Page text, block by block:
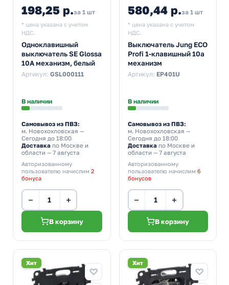
198,25 р.за 1 шт
* цена указана с учетом
НДС.
Одноклавишный
выключатель SE Glossa
10A механизм, белый
Артикул: GSL000111
В наличии
Самовывоз из ПВЗ:
м. Новохохловская —
Сегодня до 18:00
Доставка по Москве и
области — 7 августа
Авторизованному
пользователю начислим 2
бонуса
− +
В корзину
580,44 р.за 1 шт
* цена указана с учетом
НДС.
Выключатель Jung ECO
Profi 1-клавишный 10а
механизм
Артикул: EP401U
В наличии
Самовывоз из ПВЗ:
м. Новохохловская —
Сегодня до 18:00
Доставкапо Москве и
области — 7 августа
Авторизованному
пользователю начислим 6
бонусов
− +
В корзину
Хит Хит